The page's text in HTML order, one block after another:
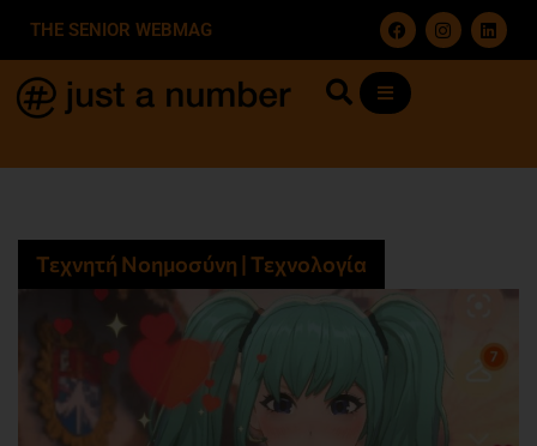
THE SENIOR WEBMAG
Τεχνητή Νοημοσύνη | Τεχνολογία